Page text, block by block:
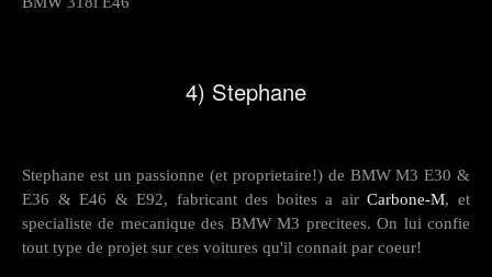
4) Stephane
Stephane est un passionne (et proprietaire!) de BMW M3 E30 &
E36 & E46 & E92, fabricant des boites a airCarbone-M, et
specialiste de mecanique des BMW M3 precitees. On lui confie
tout type de projet sur ces voitures qu'il connait par coeur!